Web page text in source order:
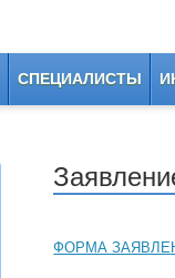
СПЕЦИАЛИСТЫ
ФОРМА